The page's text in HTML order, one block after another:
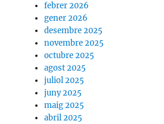
febrer 2026
gener 2026
desembre 2025
novembre 2025
octubre 2025
agost 2025
juliol 2025
juny 2025
maig 2025
abril 2025